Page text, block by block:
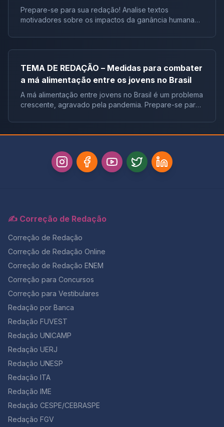
Prepare-se para sua redação! Analise textos
motivadores sobre os impactos da ganância humana
argumentativo. Abordaremos desde a Resolução
CONAMA até
TEMA DE REDAÇÃO – Medidas para combater
a má alimentação entre os jovens no Brasil
A má alimentação entre jovens no Brasil é um problema
crescente, agravado pela pandemia. Prepare-se para
texto dissertativo-argumentativo sobre medidas
✍️ Correção de Redação
Correção de Redação
Correção de Redação Online
Correção de Redação ENEM
Correção para Concursos
Correção para Vestibulares
Redação por Banca
Redação FUVEST
Redação UNICAMP
Redação UERJ
Redação UNESP
Redação ITA
Redação IME
Redação CESPE/CEBRASPE
Redação FGV